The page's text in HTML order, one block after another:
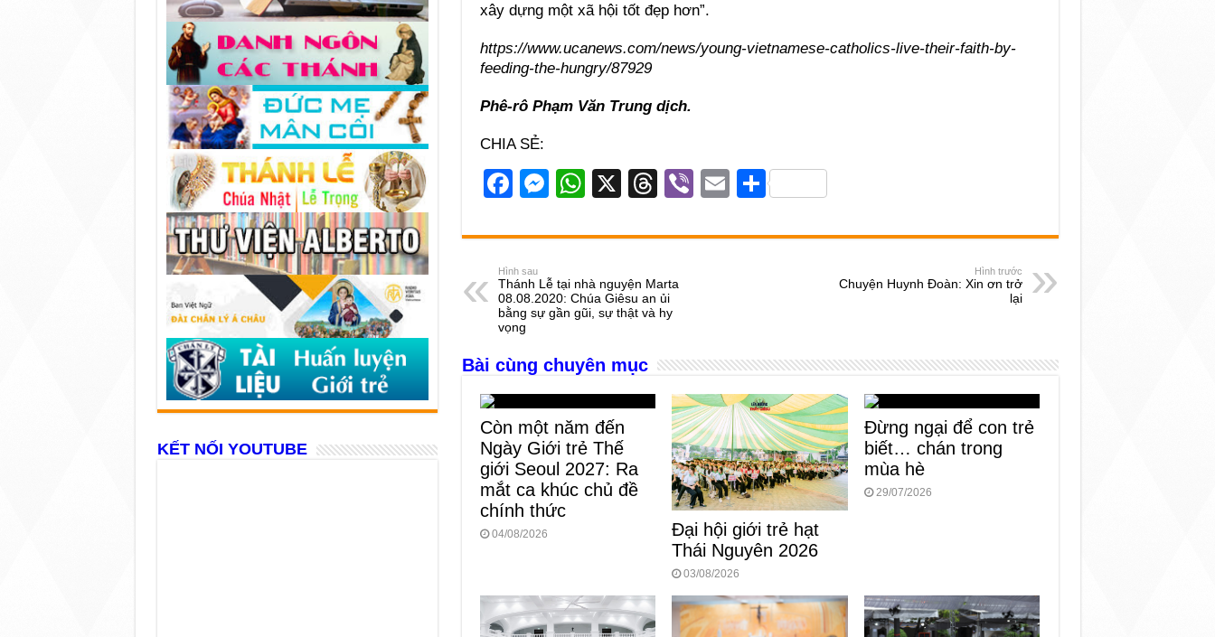
xây dựng một xã hội tốt đẹp hơn”.
https://www.ucanews.com/news/young-vietnamese-catholics-live-their-faith-by-
feeding-the-hungry/87929
Phê-rô Phạm Văn Trung dịch.
CHIA SẺ:
F
c
e
b
o
o
k
M
ss
e
n
g
er
W
at
A
p
p
X
T
e
d
s
Vi
er
E
ail
S
ar
Hình sau
Thánh Lễ tại nhà nguyện Marta
08.08.2020: Chúa Giêsu an ủi
bằng sự gần gũi, sự thật và hy
vọng
Hình trước
Chuyện Huynh Đoàn: Xin ơn trở
lại
Bài cùng chuyên mục
Còn một năm đến
Ngày Giới trẻ Thế
giới Seoul 2027: Ra
mắt ca khúc chủ đề
chính thức
04/08/2026
Đại hội giới trẻ hạt
Thái Nguyên 2026
03/08/2026
Đừng ngại để con trẻ
biết… chán trong
mùa hè
29/07/2026
KẾT NỐI YOUTUBE